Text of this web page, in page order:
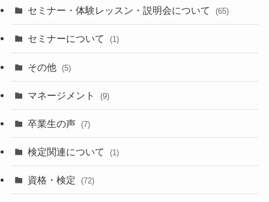
セミナー・体験レッスン・説明会について (65)
セミナーについて (1)
その他 (5)
マネージメント (9)
卒業生の声 (7)
検定関連について (1)
資格・検定 (72)